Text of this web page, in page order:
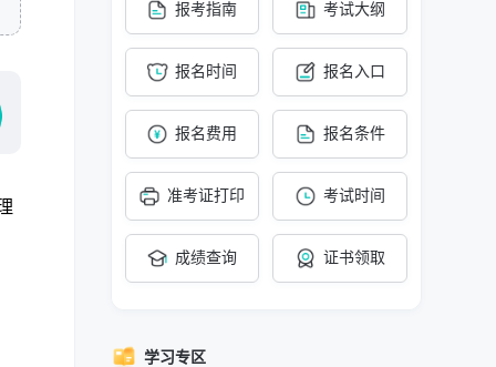
报考指南 考试大纲
报名时间 报名入口
报名费用 报名条件
准考证打印 考试时间
成绩查询 证书领取
学习专区